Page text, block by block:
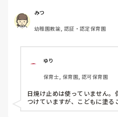
園の方針で医師からの指示が
えないことになってるのですが
ですか？
みつ
幼稚園教諭, 認証・認定保育園
ゆり
保育士, 保育園, 認可保育園
日焼け止めは使っていません
つけていますが、こどもに塗る